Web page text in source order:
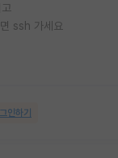
ssh 가세요
인하기